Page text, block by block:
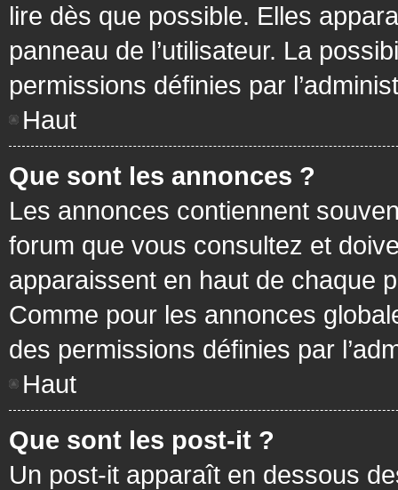
lire dès que possible. Elles
panneau de l’utilisateur. La
permissions définies par
Haut
Que sont les annonces ?
Les annonces contiennent
forum que vous consultez et
apparaissent en haut de chaque
Comme pour les annonces
des permissions définies par
Haut
Que sont les post-it ?
Un post-it apparaît en dessous